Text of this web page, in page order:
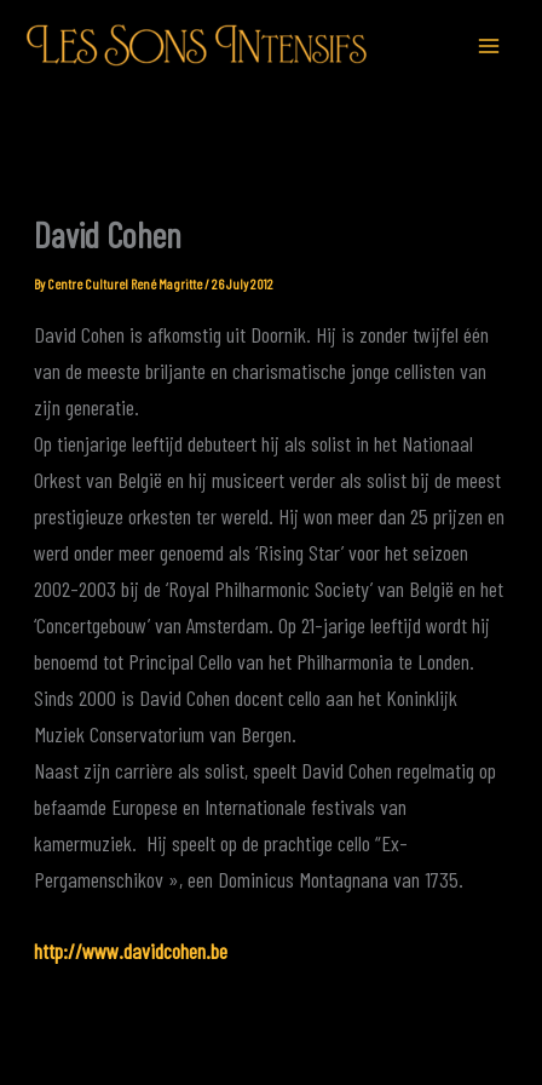
David Cohen
ByCentre Culturel René Magritte/26 July 2012
David Cohen is afkomstig uit Doornik. Hij is zonder twijfel één
van de meeste briljante en charismatische jonge cellisten van
zijn generatie.
Op tienjarige leeftijd debuteert hij als solist in het Nationaal
Orkest van België en hij musiceert verder als solist bij de meest
prestigieuze orkesten ter wereld. Hij won meer dan 25 prijzen en
werd onder meer genoemd als ‘Rising Star’ voor het seizoen
2002-2003 bij de ‘Royal Philharmonic Society’ van België en het
‘Concertgebouw’ van Amsterdam. Op 21-jarige leeftijd wordt hij
benoemd tot Principal Cello van het Philharmonia te Londen.
Sinds 2000 is David Cohen docent cello aan het Koninklijk
Muziek Conservatorium van Bergen.
Naast zijn carrière als solist, speelt David Cohen regelmatig op
befaamde Europese en Internationale festivals van
kamermuziek. Hij speelt op de prachtige cello “Ex-
Pergamenschikov », een Dominicus Montagnana van 1735.
http://www.davidcohen.be